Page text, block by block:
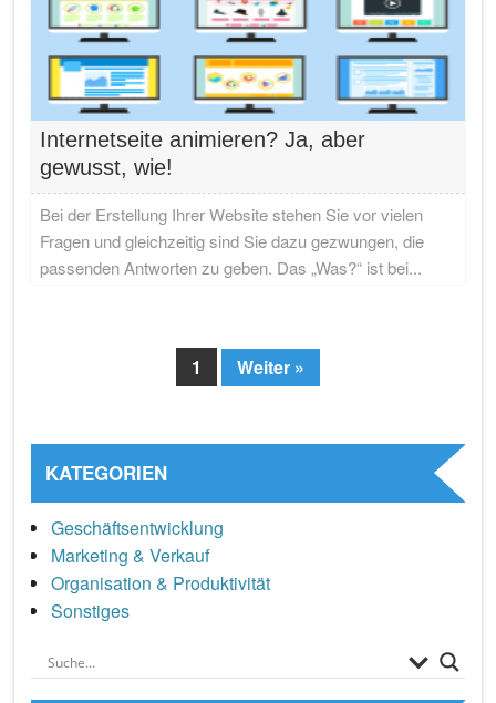
Internetseite animieren? Ja, aber
gewusst, wie!
Bei der Erstellung Ihrer Website stehen Sie vor vielen
Fragen und gleichzeitig sind Sie dazu gezwungen, die
passenden Antworten zu geben. Das „Was?“ ist bei...
Page
1 Weiter »
KATEGORIEN
Geschäftsentwicklung
Marketing & Verkauf
Organisation & Produktivität
Sonstiges